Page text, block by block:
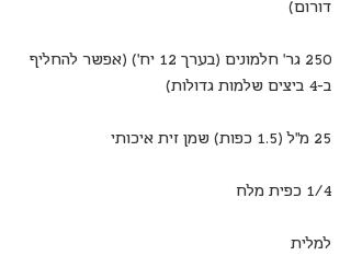
דורום)
250 גר’ חלמונים (בערך 12 יח’) (אפשר להחליף
ב-4 ביצים שלמות גדולות)
25 מ”ל (1.5 כפות) שמן זית איכותי
1/4 כפית מלח
למלית